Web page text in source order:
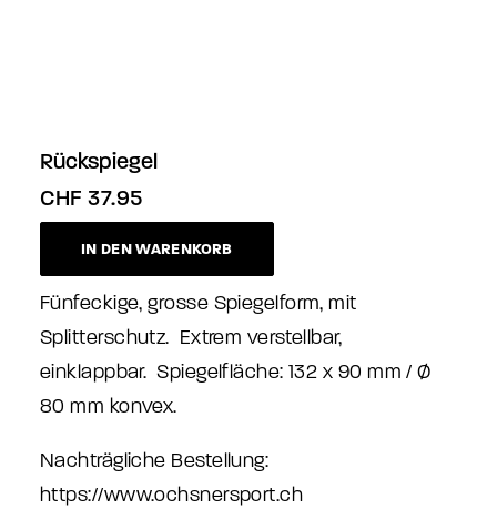
Rückspiegel
CHF 37.95
IN DEN WARENKORB
Fünfeckige, grosse Spiegelform, mit
Splitterschutz. Extrem verstellbar,
einklappbar. Spiegelfläche: 132 x 90 mm / Ø
80 mm konvex.
Nachträgliche Bestellung:
https://www.ochsnersport.ch